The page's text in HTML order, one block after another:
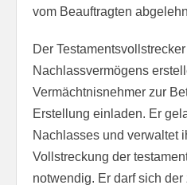
vom Beauftragten
Der
Nachlassvermögens
Vermächtnisnehmer zur
Erstellung einladen. Er
Nachlasses und verwaltet
Vollstreckung der
notwendig. Er darf sich